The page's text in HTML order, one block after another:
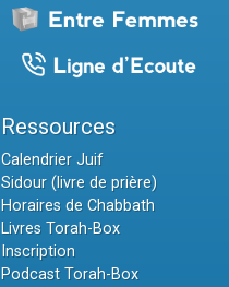
Ressources
Calendrier Juif
Sidour (livre de prière)
Horaires de Chabbath
Livres Torah-Box
Inscription
Podcast Torah-Box